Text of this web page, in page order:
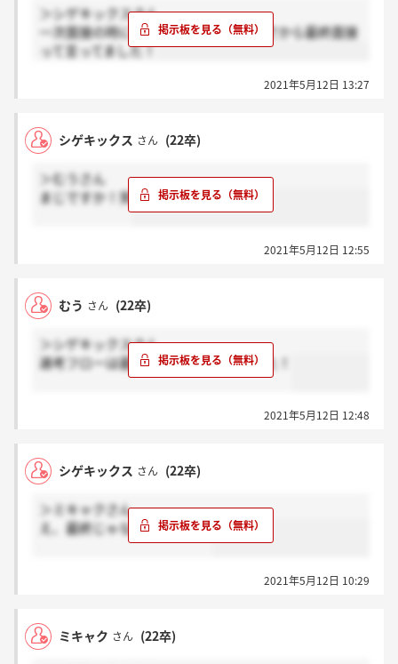
＞シゲキックスさん
一次面接の時にリクルーター面談挟んでから最終面接
って言ってました！
2021年5月12日 13:27
シゲキックス さん (22卒)
＞むうさん
まじですか！笑
2021年5月12日 12:55
むう さん (22卒)
＞シゲキックスさん
選考フローは最終って書いてありました！
2021年5月12日 12:48
シゲキックス さん (22卒)
＞ミキャクさん
え、最終じゃないでしょ？笑
2021年5月12日 10:29
ミキャク さん (22卒)